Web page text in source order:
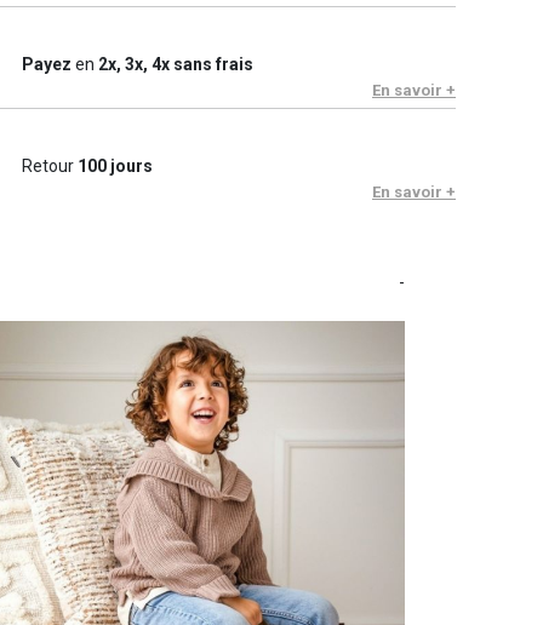
Payez en 2x, 3x, 4x sans frais
En savoir +
Retour 100 jours
En savoir +
-